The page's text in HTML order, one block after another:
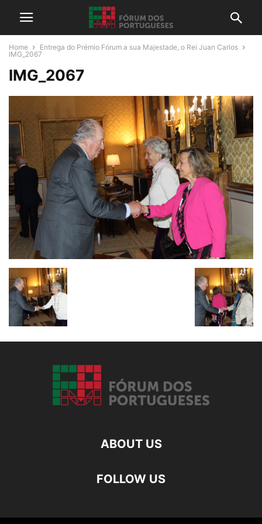
Home
Entrega do Prémio Fórum a sua Majestade, o Rei Juan Carlos
IMG_2067
IMG_2067
ABOUT US
FOLLOW US